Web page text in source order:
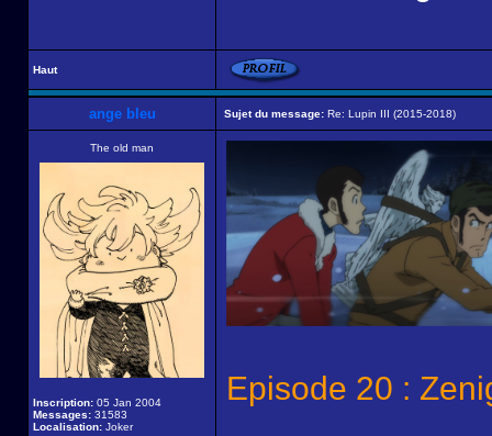
Haut
ange bleu Sujet du message: Re: Lupin III (2015-2018)
The old man
Inscription: 05 Jan 2004
Messages: 31583
Localisation: Joker
Episode 20 :